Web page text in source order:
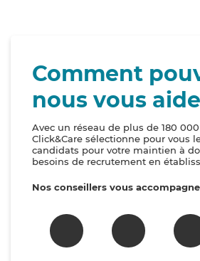
Comment
nous vous
Avec un réseau de plus de 180
Click&Care sélectionne pour vous
candidats pour votre maintien à
besoins de recrutement en
Nos conseillers vous